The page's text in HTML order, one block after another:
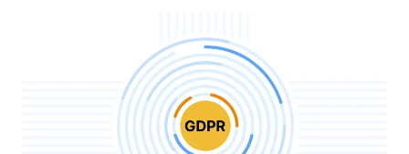
프로젝트/하위 프로젝트/milestones/일감의 논리적 구조
협업-명확하고 사용자의 역할들
충분히 반영가능 한 디자인 (모바일 브라우저와 호환 가능)